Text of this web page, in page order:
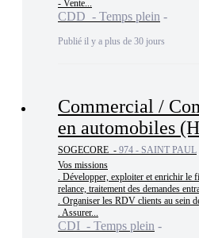
- Vente...
CDD - Temps plein
Publié il y a plus de 30 jours
Commercial /
en automobiles
SOGECORE - 974 - SAINT PAUL
Vos missions
. Développer, exploiter et enrichir le
relance, traitement des demandes
. Organiser les RDV clients au sein
. Assurer...
CDI - Temps plein